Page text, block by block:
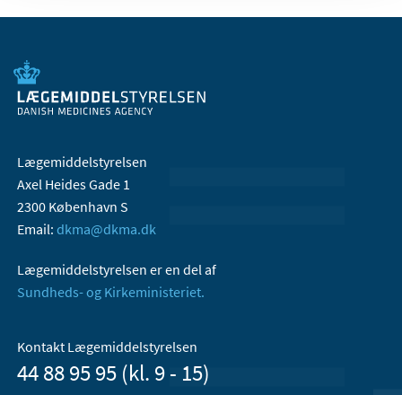
Lægemiddelstyrelsen
Axel Heides Gade 1
2300 København S
Email: dkma@dkma.dk
Lægemiddelstyrelsen er en del af
Sundheds- og Kirkeministeriet.
Kontakt Lægemiddelstyrelsen
44 88 95 95 (kl. 9 - 15)